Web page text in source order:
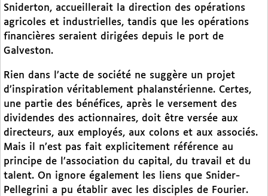
Sniderton, accueillerait la direction des opérations
agricoles et industrielles, tandis que les opérations
financières seraient dirigées depuis le port de
Galveston.
Rien dans l’acte de société ne suggère un projet
d’inspiration véritablement phalanstérienne. Certes,
une partie des bénéfices, après le versement des
dividendes des actionnaires, doit être versée aux
directeurs, aux employés, aux colons et aux associés.
Mais il n’est pas fait explicitement référence au
principe de l’association du capital, du travail et du
talent. On ignore également les liens que Snider-
Pellegrini a pu établir avec les disciples de Fourier.